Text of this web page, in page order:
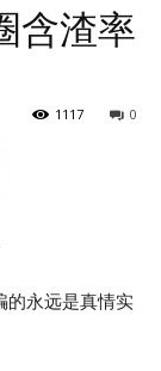
含渣率
0
1117
的永远是真情实